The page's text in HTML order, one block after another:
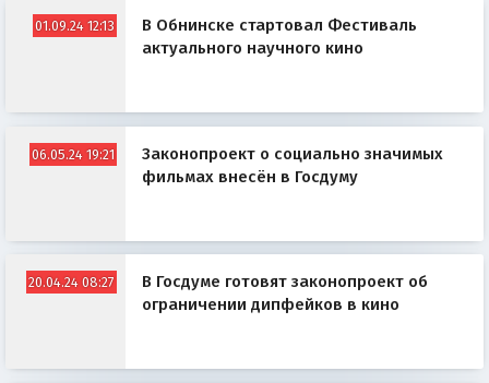
01.09.24 12:13
В Обнинске стартовал Фестиваль
актуального научного кино
06.05.24 19:21
Законопроект о социально значимых
фильмах внесён в Госдуму
20.04.24 08:27
В Госдуме готовят законопроект об
ограничении дипфейков в кино